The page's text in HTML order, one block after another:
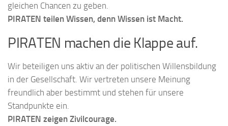
gleichen Chancen zu geben.
PIRATEN teilen Wissen, denn Wissen ist Macht.
PIRATEN machen die Klappe auf.
Wir beteiligen uns aktiv an der politischen Willensbildung
in der Gesellschaft. Wir vertreten unsere Meinung
freundlich aber bestimmt und stehen für unsere
Standpunkte ein.
PIRATEN zeigen Zivilcourage.